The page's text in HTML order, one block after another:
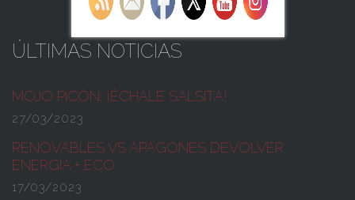
ÚLTIMAS NOTICIAS
MOJO PICÓN: ¡ÉCHALE SALSITA!
27/03/2023
RENOVABLES VS APAGONES DEVOLVER
ENERGÍA + ECO
17/03/2023